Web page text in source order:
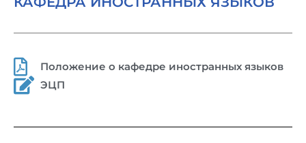
Положение о кафедре иностранных языков
ЭЦП